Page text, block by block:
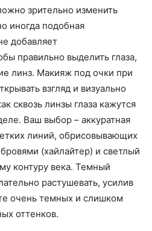
зрительно изменить
иногда подобная
добавляет
правильно выделить глаза,
линз. Макияж под очки при
взгляд и визуально
сквозь линзы глаза кажутся
Ваш выбор – аккуратная
линий, обрисовывающих
(хайлайтер) и светлый
контуру века. Темный
растушевать, усилив
очень темных и слишком
оттенков.